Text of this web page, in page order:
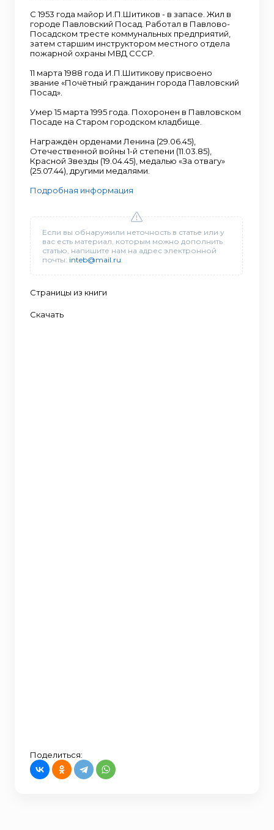
С 1953 года майор И.П.Шитиков - в запасе. Жил в
городе Павловский Посад. Работал в Павлово-
Посадском тресте коммунальных предприятий,
затем старшим инструктором местного отдела
пожарной охраны МВД СССР.
11 марта 1988 года И.П.Шитикову присвоено
звание «Почётный гражданин города Павловский
Посад».
Умер 15 марта 1995 года. Похоронен в Павловском
Посаде на Старом городском кладбище.
Награждён орденами Ленина (29.06.45),
Отечественной войны 1-й степени (11.03.85),
Красной Звезды (19.04.45), медалью «За отвагу»
(25.07.44), другими медалями.
Подробная информация
Если вы обнаружили неточность в статье или у
вас есть материал, которым можно дополнить
статью, напишите нам на адрес электронной
почты: inteb@mail.ru
Страницы из книги
Скачать
Поделиться: